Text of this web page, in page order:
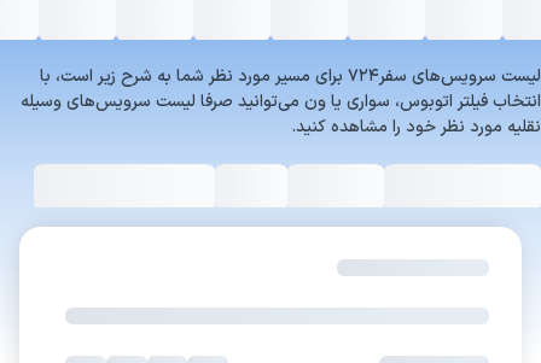
لیست سرویس‌های سفر۷۲۴ برای مسیر مورد نظر شما به شرح زیر است، با
انتخاب فیلتر اتوبوس، سواری یا ون می‌توانید صرفا لیست سرویس‌های وسیله
نقلیه مورد نظر خود را مشاهده کنید.